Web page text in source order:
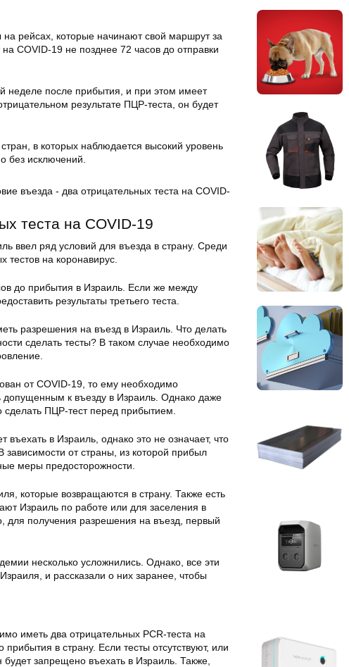
рейсах, которые начинают свой маршрут за
COVID-19 не позднее 72 часов до отправки
неделе после прибытия, и при этом имеет
результате ПЦР-теста, он будет
в которых наблюдается высокий уровень
без исключений.
теста на COVID-19
ввел ряд условий для въезда в страну. Среди
тестов на коронавирус.
до прибытия в Израиль. Если же между
результаты третьего теста.
разрешения на въезд в Израиль. Что делать
сделать тесты? В таком случае необходимо
от COVID-19, то ему необходимо
допущенным к въезду в Израиль. Однако даже
ПЦР-тест перед прибытием.
в Израиль, однако это не означает, что
от страны, из которой прибыл
меры предосторожности.
которые возвращаются в страну. Также есть
Израиль по работе или для заселения в
для получения разрешения на въезд, первый
несколько усложнились. Однако, все эти
и рассказали о них заранее, чтобы
иметь два отрицательных PCR-теста на
в страну. Если тесты отсутствуют, или
запрещено въехать в Израиль. Также,